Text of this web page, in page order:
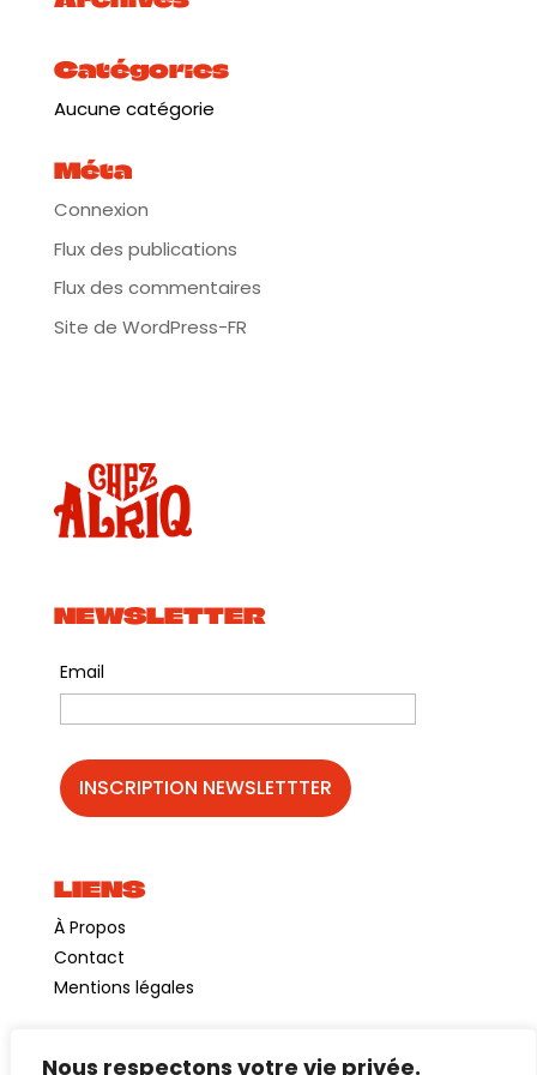
Nous respectons votre vie privée.
Catégories
Aucune catégorie
Méta
Connexion
Flux des publications
Flux des commentaires
Site de WordPress-FR
NEWSLETTER
Email
LIENS
À Propos
Contact
Mentions légales
©GuinguetteChezAlriq2026